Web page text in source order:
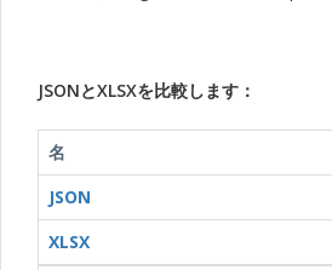
JSONとXLSXを比較します：
名
JSON
XLSX